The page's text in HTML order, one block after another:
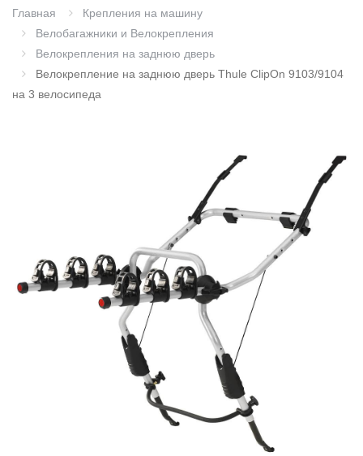
Главная
Крепления на машину
Велобагажники и Велокрепления
Велокрепления на заднюю дверь
Велокрепление на заднюю дверь Thule ClipOn 9103/9104
на 3 велосипеда